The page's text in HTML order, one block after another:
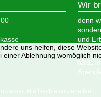
0034 00
Wir
denn
und
Wir
Alle Rechte vorbehalten.
uns helfen, diese
Ablehnung womöglich